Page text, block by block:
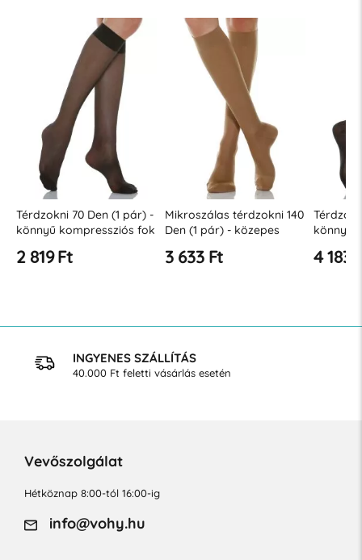
Térdzokni 70 Den (1 pár) -
könnyű kompressziós fok
2 819 Ft
Mikroszálas térdzokni 140
Den (1 pár) - közepes
Hgmm
3 633 Ft
könnyű
4 183
INGYENES SZÁLLÍTÁS
40.000 Ft feletti vásárlás esetén
Vevőszolgálat
Hétköznap 8:00-tól 16:00-ig
info@vohy.hu